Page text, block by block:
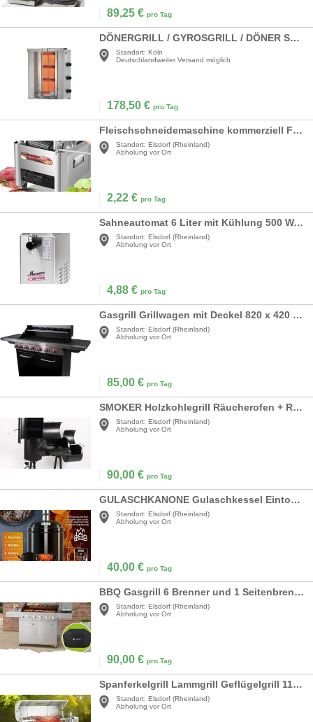
89,25 € pro Tag
DÖNERGRILL / GYROSGRILL / DÖNER SPIESS / GYROS SPIEß
Standort: Köln
Deutschlandweiter Versand möglich
178,50 € pro Tag
Fleischschneidemaschine kommerziell Fleischschneider Allesschneider schneiden zerteilen und würfeln
Standort: Elsdorf (Rheinland)
Abholung vor Ort
2,22 € pro Tag
Sahneautomat 6 Liter mit Kühlung 500 Watt Sahnemaschine 230 Volt Profigerät Gastronomie 90 L/h
Standort: Elsdorf (Rheinland)
Abholung vor Ort
4,88 € pro Tag
Gasgrill Grillwagen mit Deckel 820 x 420 mm mit Infrarotseitenbrenner + Warmhalterost
Standort: Elsdorf (Rheinland)
Abholung vor Ort
85,00 € pro Tag
SMOKER Holzkohlegrill Räucherofen + Räucherturm 1390 x 1840 x 735 mit Deckel Warmhalterost Ablage
Standort: Elsdorf (Rheinland)
Abholung vor Ort
90,00 € pro Tag
GULASCHKANONE Gulaschkessel Eintopfofen mit Grillfunktion + Hähnchenbräter – kochen rösten grillen
Standort: Elsdorf (Rheinland)
Abholung vor Ort
40,00 € pro Tag
BBQ Gasgrill 6 Brenner und 1 Seitenbrenner XXL Edelstahl Gas Grill mit Gusseisen Grillrost
Standort: Elsdorf (Rheinland)
Abholung vor Ort
90,00 € pro Tag
Spanferkelgrill Lammgrill Geflügelgrill 117 cm, 60 kg Edelstahl Drehspieß höhenverstellbar 4 Stufen
Standort: Elsdorf (Rheinland)
Abholung vor Ort